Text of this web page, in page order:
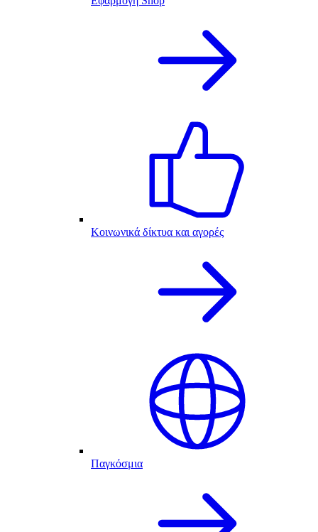
Κοινωνικά δίκτυα και αγορές
Παγκόσμια